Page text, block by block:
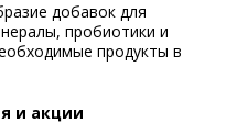
добавок для
пробиотики и
продукты в
и акции